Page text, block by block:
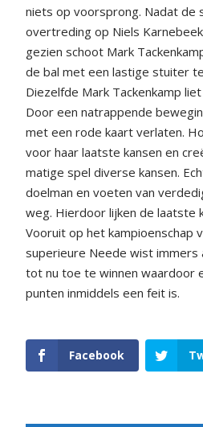
niets op voorsprong. Nadat de
overtreding op Niels
gezien schoot Mark
de bal met een lastige stuiter
Diezelfde Mark Tackenkamp
Door een natrappende
met een rode kaart verlaten.
voor haar laatste kansen en
matige spel diverse kansen.
doelman en voeten van
weg. Hierdoor lijken de laatste
Vooruit op het kampioenschap
superieure Neede wist immers
tot nu toe te winnen waardoor
punten inmiddels een feit is.
Facebook